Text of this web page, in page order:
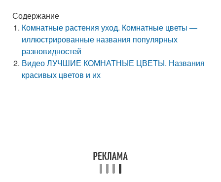
Содержание
Комнатные растения уход. Комнатные цветы —
иллюстрированные названия популярных
разновидностей
Видео ЛУЧШИЕ КОМНАТНЫЕ ЦВЕТЫ. Названия
красивых цветов и их